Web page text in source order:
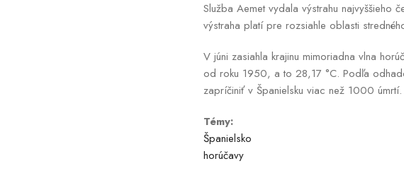
Služba Aemet vydala výstrahu najvyššieho
výstraha platí pre rozsiahle oblasti
V júni zasiahla krajinu mimoriadna vlna
od roku 1950, a to 28,17 °C. Podľa
zapríčiniť v Španielsku viac než 1000 úmrtí.
Témy:
Španielsko
horúčavy